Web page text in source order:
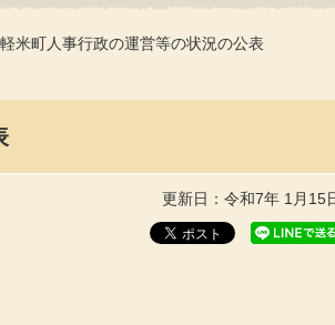
米町人事行政の運営等の状況の公表
更新日：令和7年 1月15